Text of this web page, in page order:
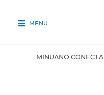
MENU
MINUANO CONECTA